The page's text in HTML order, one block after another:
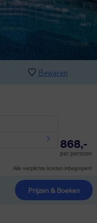
Bewaren
868,-
per persoon
Alle verplichte kosten inbegrepen!
Prijzen & Boeken